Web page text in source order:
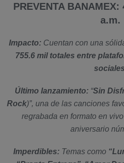
PREVENTA
a.m.
Impacto: Cuentan con una
755.6 mil totales entre
sociales
Último lanzamiento: “Sin
Rock)”, una de las canciones
regrabada en formato en
aniversario
Imperdibles: Temas como